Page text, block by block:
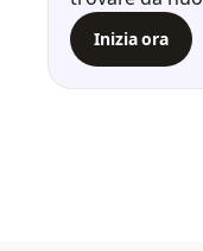
Inizia ora